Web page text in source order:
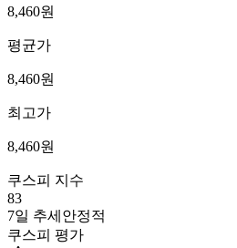
8,460원
평균가
8,460원
최고가
8,460원
쿠스피 지수
83
7일 추세 안정적
쿠스피 평가